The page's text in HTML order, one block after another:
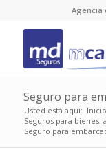
Agencia
Seguro para
Usted está aquí: Inicio
Seguros para bienes,
Seguro para